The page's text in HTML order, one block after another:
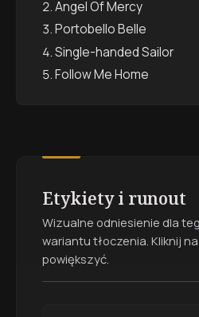
Angel Of Mercy
Portobello Belle
Single-handed Sailor
Follow Me Home
Etykiety i runout
Wizualne odniesienie dla
wariantu tłoczenia. Kliknij
powiększyć.